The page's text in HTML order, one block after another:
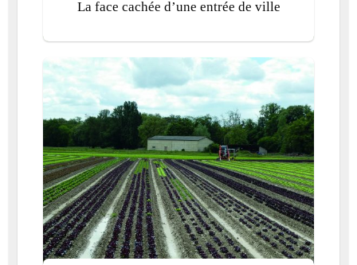
La face cachée d’une entrée de ville